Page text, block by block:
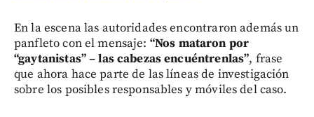
En la escena las autoridades encontraron además un
panfleto con el mensaje: “Nos mataron por
“gaytanistas” – las cabezas encuéntrenlas”, frase
que ahora hace parte de las líneas de investigación
sobre los posibles responsables y móviles del caso.